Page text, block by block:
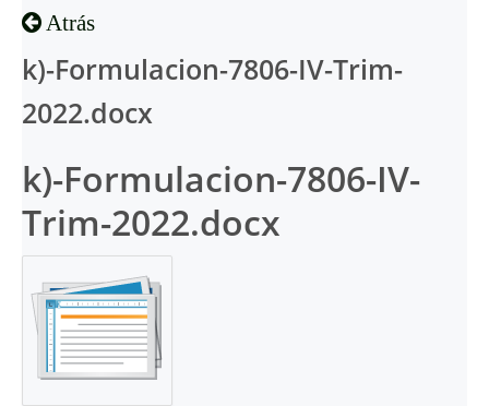
Atrás
k)-Formulacion-7806-IV-Trim-
2022.docx
k)-Formulacion-7806-IV-
Trim-2022.docx